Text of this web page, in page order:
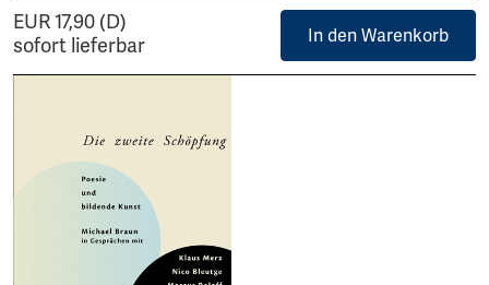
EUR 17,90 (D)
sofort lieferbar
In den Warenkorb